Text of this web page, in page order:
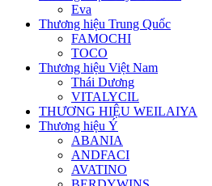
Eva
Thương hiệu Trung Quốc
FAMOCHI
TOCO
Thương hiệu Việt Nam
Thái Dương
VITALYCIL
THƯƠNG HIỆU WEILAIYA
Thương hiệu Ý
ABANIA
ANDFACI
AVATINO